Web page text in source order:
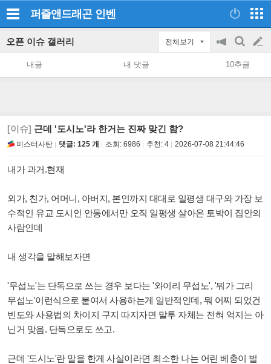
퍼즐앤드래곤 인벤
오픈 이슈 갤러리 전체보기
공
지
on/off
검
색
글
쓰
내글 내 댓글 10추글
[이슈] 근데 '도시노'라 한거는 진짜 맞긴 함?
미스터사탄 댓글: 125 개 조회: 6986 추천: 4 2026-07-08 21:44:46
내가 과거.현재
외가, 친가, 어머니, 아버지, 본인까지 대대로 일평생 대구와 가장 보
수적인 유교 도시인 안동에서만 오직 일평생 살아온 토박이 집안의
사람인데
내 생각을 말해보자면
'무섭노'는 단독으로 쓰는 경우 보다는 '와이리 무섭노', '뭐가 그리
무섭노'이런식으로 붙여서 사용하는게 일반적인데, 뭐 어찌 되었건
빈도와 사용법의 차이지 구지 따지자면 말투 자체는 전혀 억지는 아
닌거 맞음. 단독으로도 쓰고.
근데 '도시노'란 말을 한게 사실이라면 최소한 나는 어린 베충이 벌